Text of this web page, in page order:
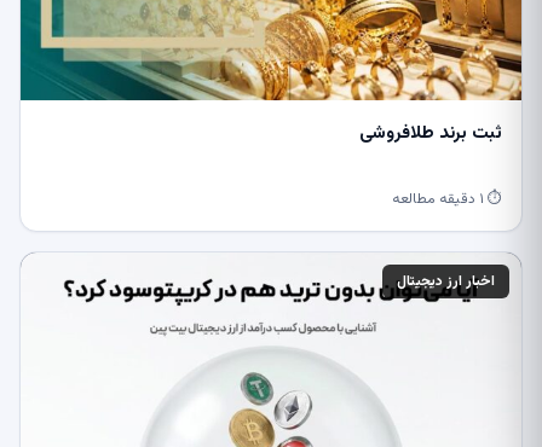
ثبت برند طلافروشی
⏱ ۱ دقیقه مطالعه
اخبار ارز دیجیتال